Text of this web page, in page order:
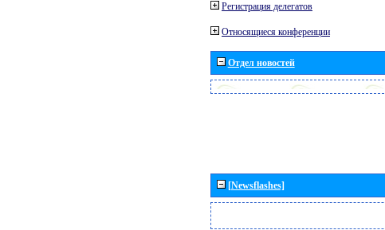
Регистрация делегатов
Относящиеся конференции
Отдел новостей
[Newsflashes]